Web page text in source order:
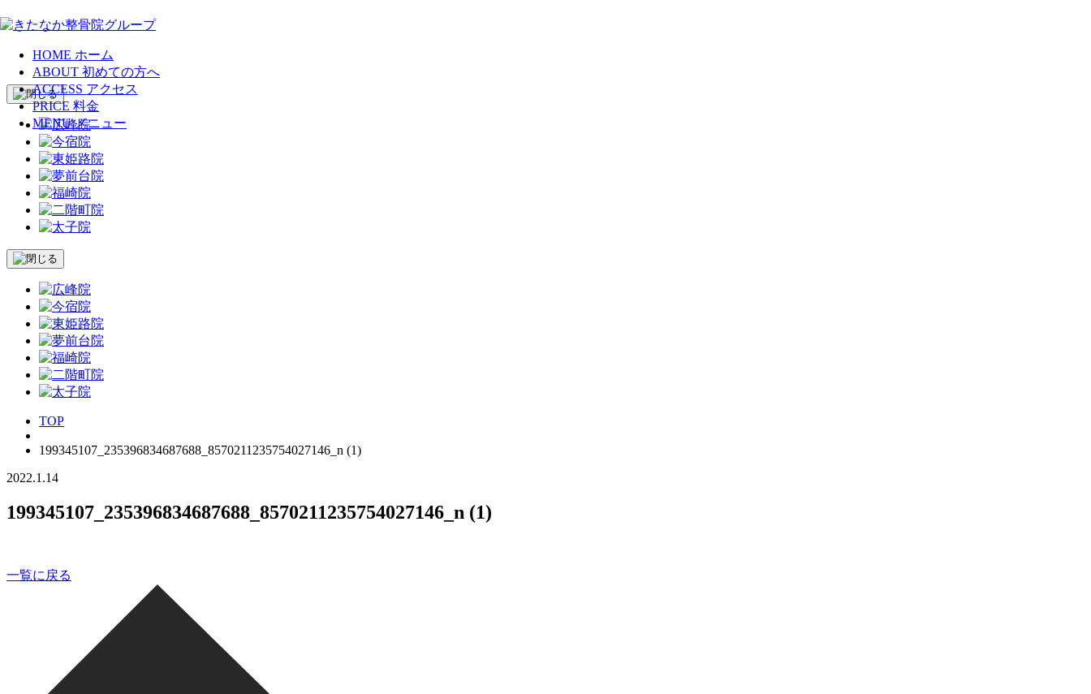
HOME ホーム
ABOUT 初めての方へ
ACCESS アクセス
PRICE 料金
MENU メニュー
TOP
199345107_235396834687688_8570211235754027146_n (1)
2022.1.14
199345107_235396834687688_8570211235754027146_n (1)
一覧に戻る